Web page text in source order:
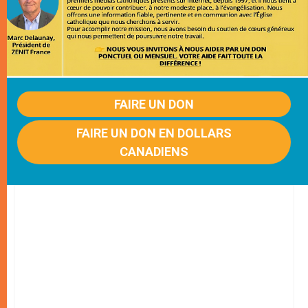
FAIRE UN DON
FAIRE UN DON EN DOLLARS
CANADIENS